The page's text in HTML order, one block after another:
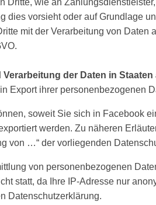
Dritte, wie an
dies vorsieht oder auf Grundlage
mit der Verarbeitung von Daten
Verarbeitung der Daten in
Export ihrer personenbezogenen
soweit Sie sich in Facebook
werden. Zu näheren
von …“ der vorliegenden
von personenbezogenen
statt, da Ihre IP-Adresse nur
Datenschutzerklärung.